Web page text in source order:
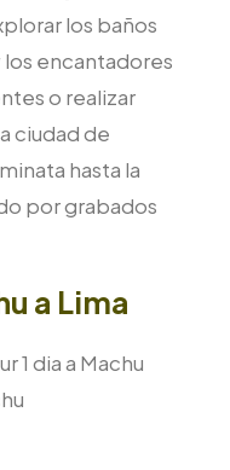
los baños
los encantadores
o realizar
ciudad de
hasta la
por grabados
a Lima